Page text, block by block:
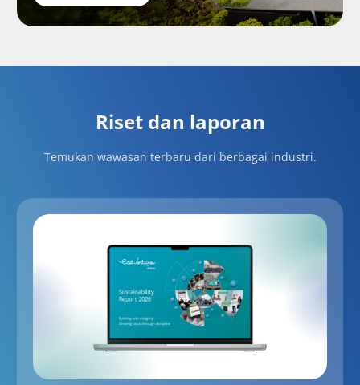
Riset dan laporan
Temukan wawasan terbaru dari berbagai industri.